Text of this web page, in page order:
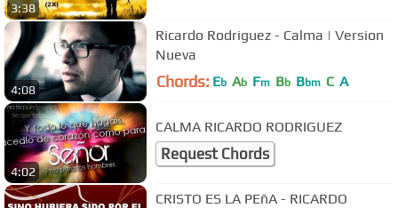
3:38
4:08
Ricardo Rodriguez - Calma | Version
Nueva
Chords: Eb Ab Fm Bb Bbm C A
4:02
CALMA RICARDO RODRIGUEZ
Request Chords
CRISTO ES LA PEñA - RICARDO